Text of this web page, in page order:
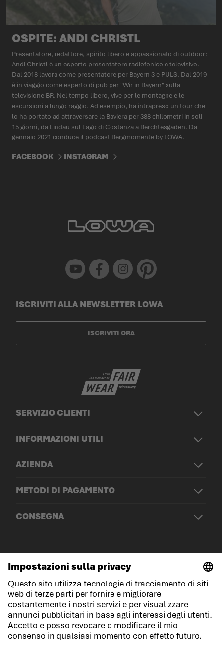
OSPITE: ANDI CHRISTL
Presentatore, redattore, spirito libero e appassionato di outdoor:
Andi Christl è un esperto presentatore radiofonico e televisivo.
Dal 2018 lavora come presentatore per Bayern 3 e PULS. Dal 2019
è in viaggio come esperto di pub per "Wir in Bayern" sulla
televisione BR. Nel tempo libero, vive per le montagne e le
escursioni a lungo raggio. Ad esempio, ha intrapreso un tour che
lo ha portato ad attraversare la Baviera per 388 chilometri in soli
15 giorni, da Lindau sul Lago di Costanza a Berchtesgaden. Da
gennaio 2021 conduce il podcast Bergmomente by LOWA.
FACEBOOK INSTAGRAM
Youtube Facebook Instagram Pinterest
SERVIZIO CLIENTI
INFORMAZIONI UTILI
AZIENDA
METODI DI PAGAMENTO
CONSEGNA
ISCRIVITI ALLA NEWSLETTER LOWA
ISCRIVITI ORA
© LOWA Sportschuhe GmbH
Note legali
Protezione dei dati
Cookies